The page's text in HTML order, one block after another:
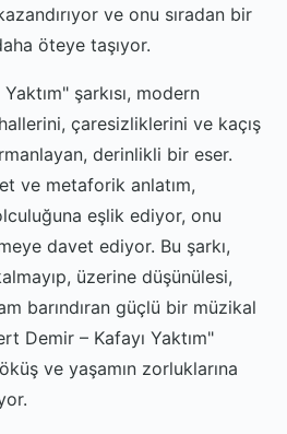
ve onu sıradan bir
öteye taşıyor.
şarkısı, modern
çaresizliklerini ve kaçış
derinlikli bir eser.
ve metaforik anlatım,
eşlik ediyor, onu
davet ediyor. Bu şarkı,
üzerine düşünülesi,
barındıran güçlü bir müzikal
Demir – Kafayı Yaktım"
ve yaşamın zorluklarına